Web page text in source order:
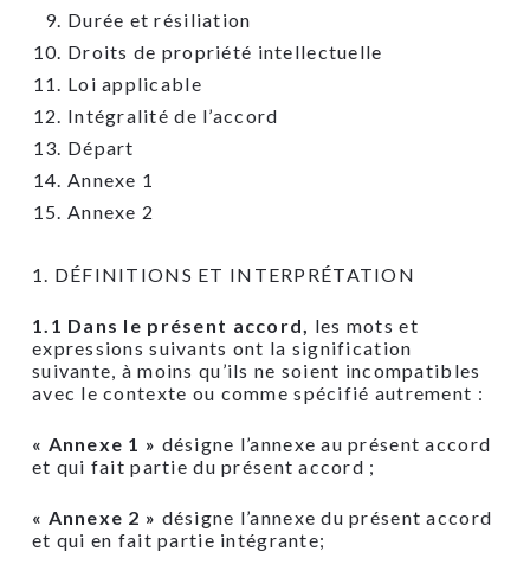
Durée et résiliation
Droits de propriété intellectuelle
Loi applicable
Intégralité de l’accord
Départ
Annexe 1
Annexe 2
1. DÉFINITIONS ET INTERPRÉTATION
1.1 Dans le présent accord,
les mots et
expressions suivants ont la signification
suivante, à moins qu’ils ne soient incompatibles
avec le contexte ou comme spécifié autrement :
« Annexe 1 » désigne l’annexe au présent accord
et qui fait partie du présent accord ;
« Annexe 2 » désigne l’annexe du présent accord
et qui en fait partie intégrante;